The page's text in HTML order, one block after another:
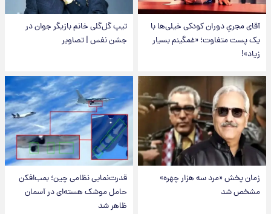
آقای مجریِ دوران کودکی خیلی‌ها با
یک پست متفاوت؛ «غمگینم بسیار
زیاد»!
تیپ گل‌گلی خانم بازیگر جوان در
جشن نفس | تصاویر
زمان پخش «مرد سه هزار چهره»
مشخص شد
قدرت‌نمایی نظامی چین؛ بمب‌افکن
حامل موشک هسته‌ای در آسمان
ظاهر شد